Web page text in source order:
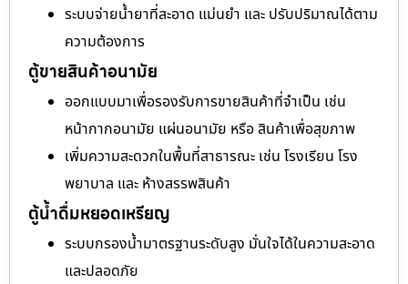
ระบบจ่ายน้ำยาที่สะอาด แม่นยำ และ ปรับปริมาณได้ตาม
ความต้องการ
ตู้ขายสินค้าอนามัย
ออกแบบมาเพื่อรองรับการขายสินค้าที่จำเป็น เช่น
หน้ากากอนามัย แผ่นอนามัย หรือ สินค้าเพื่อสุขภาพ
เพิ่มความสะดวกในพื้นที่สาธารณะ เช่น โรงเรียน โรง
พยาบาล และ ห้างสรรพสินค้า
ตู้น้ำดื่มหยอดเหรียญ
ระบบกรองน้ำมาตรฐานระดับสูง มั่นใจได้ในความสะอาด
และปลอดภัย